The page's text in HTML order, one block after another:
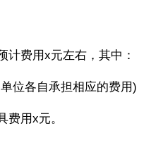
计费用x元左右，其中：
位各自承担相应的费用)
费用x元。